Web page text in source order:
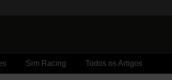
Sim Racing Todos os Artigos